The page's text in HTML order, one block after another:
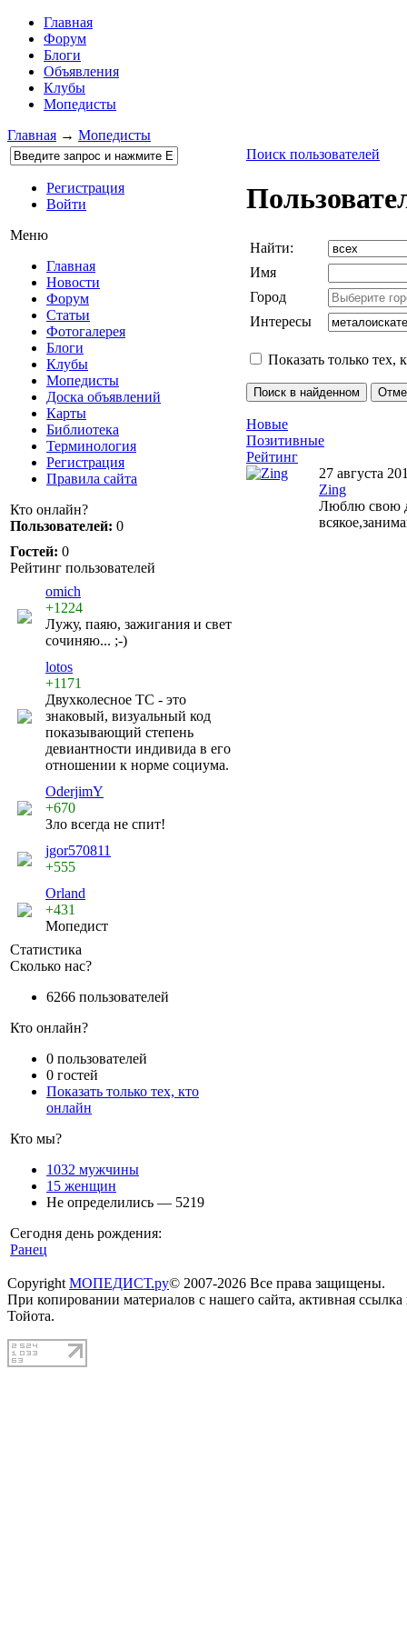
Главная
Форум
Блоги
Объявления
Клубы
Мопедисты
Главная → Мопедисты
Регистрация
Войти
Меню
Главная
Новости
Форум
Статьи
Фотогалерея
Блоги
Клубы
Мопедисты
Доска объявлений
Карты
Библиотека
Терминология
Регистрация
Правила сайта
Кто онлайн?
Пользователей: 0
Гостей: 0
Рейтинг пользователей
omich
+1224
Лужу, паяю, зажигания и свет
сочиняю... ;-)
lotos
+1171
Двухколесное ТС - это
знаковый, визуальный код
показывающий степень
девиантности индивида в его
отношении к норме социума.
OderjimY
+670
Зло всегда не спит!
jgor570811
+555
Orland
+431
Мопедист
Статистика
Сколько нас?
6266 пользователей
Кто онлайн?
0 пользователей
0 гостей
Показать только тех, кто
онлайн
Кто мы?
1032 мужчины
15 женщин
Не определились — 5219
Сегодня день рождения:
Ранец
Поиск пользователей
Найти:
Имя
Город
Интересы
Показать только тех,
Новые
Позитивные
Рейтинг
27 августа
Zing
Люблю свою
Copyright МОПЕДИСТ.ру© 2007-2026 Все права защищены.
При копировании материалов с нашего сайта, активная
Тойота.